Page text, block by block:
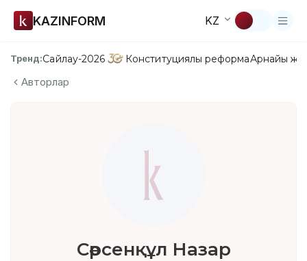
KAZINFORM KZ
Тренд:Сайлау-2026 Конституциялық реформаАрнайы
Авторлар
Сәрсенқұл Назар